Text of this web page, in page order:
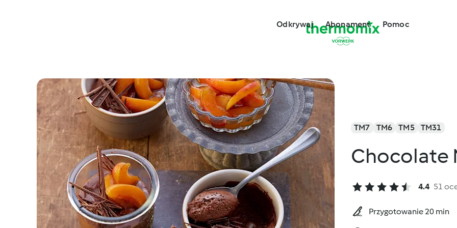
Odkrywaj Abonament Pomoc
TM7 TM6 TM5 TM31
Chocolate
4.4 51
Przygotowanie 20 min